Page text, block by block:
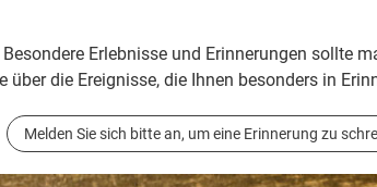
Besondere Erlebnisse und Erinnerungen sollte
über die Ereignisse, die Ihnen besonders in
Melden Sie sich bitte an, um eine Erinnerung zu